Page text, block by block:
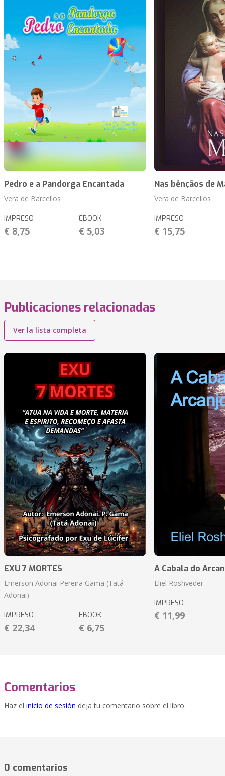
Pedro e a Pandorga Encantada
Vera de Barcellos
IMPRESO
€ 8,75
EBOOK
€ 5,03
Nas bênçãos de
Vera de Barcellos
IMPRESO
€ 15,75
Publicaciones relacionadas
Ver la lista completa
EXU 7 MORTES
Emerson Adonai Pereira Gama (Tatá
Adonai)
IMPRESO
€ 22,34
EBOOK
€ 6,75
A Cabala do
Eliel Roshveder
IMPRESO
€ 11,99
Comentarios
Haz el inicio de sesión deja tu comentario sobre el libro.
0 comentarios